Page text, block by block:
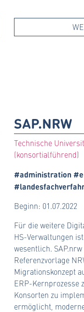
SAP.NRW
Technische
(konsortialführend)
#administration
Beginn: 01.07.2022
Für die weitere
HS-Verwaltungen
wesentlich.
Referenzvorlage
Migrationskonzept
ERP-Kernprozesse
Konsorten zu
ermöglicht,